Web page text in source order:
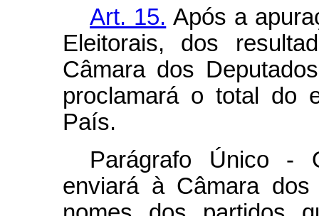
Art. 15. Após a
Eleitorais, dos
Câmara dos
proclamará o total do
País.
Parágrafo Único -
enviará à Câmara dos